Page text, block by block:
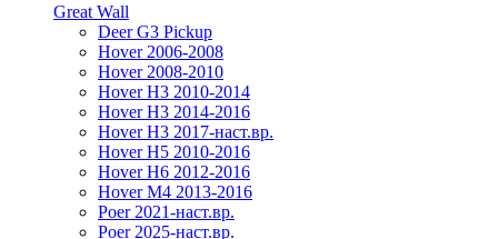
Great Wall
Deer G3 Pickup
Hover 2006-2008
Hover 2008-2010
Hover H3 2010-2014
Hover H3 2014-2016
Hover H3 2017-наст.вр.
Hover H5 2010-2016
Hover H6 2012-2016
Hover M4 2013-2016
Poer 2021-наст.вр.
Poer 2025-наст.вр.